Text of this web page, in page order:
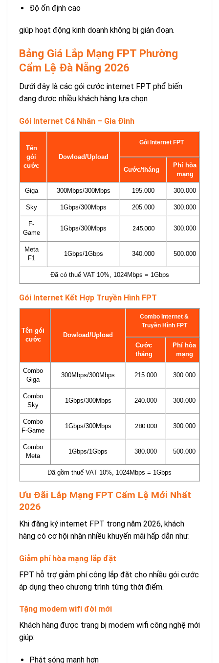
Độ ổn định cao
giúp hoạt động kinh doanh không bị gián đoạn.
Bảng Giá Lắp Mạng FPT Phường
Cẩm Lệ Đà Nẵng 2026
Dưới đây là các gói cước internet FPT phổ biến
đang được nhiều khách hàng lựa chọn
Gói Internet Cá Nhân – Gia Đình
Tên
gói
cước
Dowload/Upload
Gói Internet FPT
Cước/tháng
Phí hòa
mạng
Giga 300Mbps/300Mbps 195.000 300.000
Sky 1Gbps/300Mbps 205.000 300.000
F-
Game
1Gbps/300Mbps 245.000 300.000
Meta
F1
1Gbps/1Gbps 340.000 500.000
Đã có thuế VAT 10%, 1024Mbps = 1Gbps
Gói Internet Kết Hợp Truyền Hình FPT
Tên gói
cước
Dowload/Upload
Combo Internet &
Truyền Hình FPT
Cước
tháng
Phí hòa
mạng
Combo
Giga
300Mbps/300Mbps 215.000 300.000
Combo
Sky
1Gbps/300Mbps 240.000 300.000
Combo
F-Game
1Gbps/300Mbps 280.000 300.000
Combo
Meta
1Gbps/1Gbps 380.000 500.000
Đã gồm thuế VAT 10%, 1024Mbps = 1Gbps
Ưu Đãi Lắp Mạng FPT Cẩm Lệ Mới Nhất
2026
Khi đăng ký internet FPT trong năm 2026, khách
hàng có cơ hội nhận nhiều khuyến mãi hấp dẫn như:
Giảm phí hòa mạng lắp đặt
FPT hỗ trợ giảm phí công lắp đặt cho nhiều gói cước
áp dụng theo chương trình từng thời điểm.
Tặng modem wifi đời mới
Khách hàng được trang bị modem wifi công nghệ mới
giúp:
Phát sóng mạnh hơn